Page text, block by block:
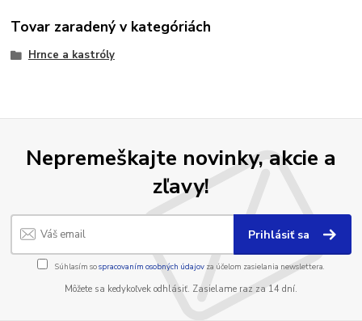
Tovar zaradený v kategóriách
Hrnce a kastróly
Nepremeškajte novinky, akcie a
zľavy!
Prihlásiť sa
Súhlasím sospracovaním osobných údajov za účelom zasielania newslettera.
Môžete sa kedykoľvek odhlásiť. Zasielame raz za 14 dní.